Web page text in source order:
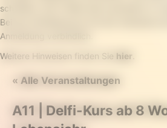
schriftlich, per E-Mail oder persönlich in
Bei der Anmeldung ist mit der Aufnahme
Anmeldung verbindlich.
Weitere Hinweisen finden Sie hier
« Alle Veranstaltungen
A11 | Delfi-Kurs ab 8